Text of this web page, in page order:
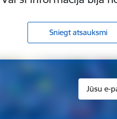
Sniegt atsauksmi